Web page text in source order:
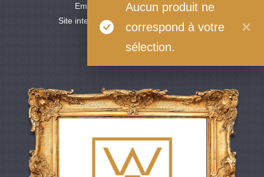
Aucun produit ne
correspond à votre
sélection.
Email :
info@maisonwalesa.be
Site internet : www.antiquites-walesa.be
Facebook
YouTube